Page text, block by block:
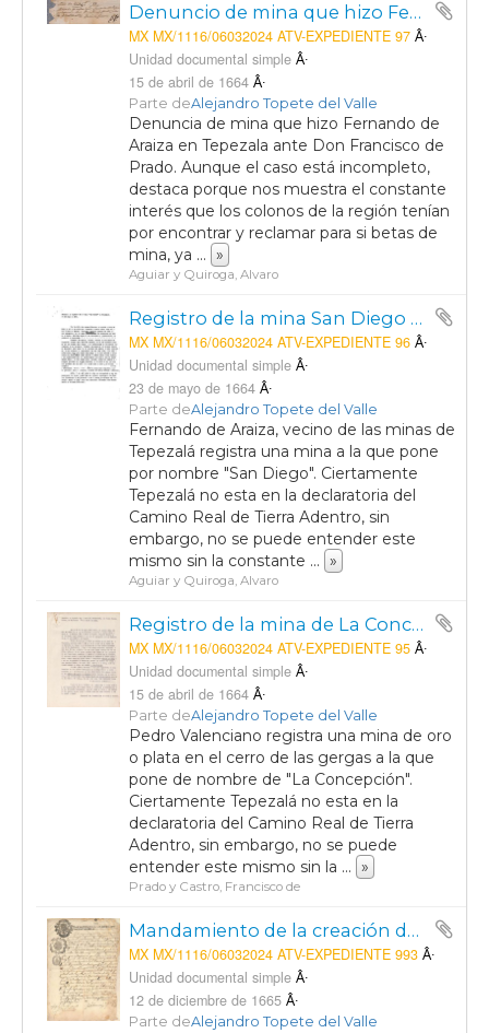
Denuncio de mina que hizo Fernando Araysa de Tepesala ante Dn. Franco. de Prado y Castro Alcalde Mayor.
MX MX/1116/06032024 ATV-EXPEDIENTE 97
Unidad documental simple
15 de abril de 1664
Parte deAlejandro Topete del Valle
Denuncia de mina que hizo Fernando de
Araiza en Tepezala ante Don Francisco de
Prado. Aunque el caso está incompleto,
destaca porque nos muestra el constante
interés que los colonos de la región tenían
por encontrar y reclamar para si betas de
mina, ya ... »
Aguiar y Quiroga, Alvaro
Registro de la mina San Diego a nombre de Fernando de Araiza
MX MX/1116/06032024 ATV-EXPEDIENTE 96
Unidad documental simple
23 de mayo de 1664
Parte deAlejandro Topete del Valle
Fernando de Araiza, vecino de las minas de
Tepezalá registra una mina a la que pone
por nombre "San Diego". Ciertamente
Tepezalá no esta en la declaratoria del
Camino Real de Tierra Adentro, sin
embargo, no se puede entender este
mismo sin la constante ... »
Aguiar y Quiroga, Alvaro
Registro de la mina de La Concepción a nombre de Pedro Valenciano
MX MX/1116/06032024 ATV-EXPEDIENTE 95
Unidad documental simple
15 de abril de 1664
Parte deAlejandro Topete del Valle
Pedro Valenciano registra una mina de oro
o plata en el cerro de las gergas a la que
pone de nombre de "La Concepción".
Ciertamente Tepezalá no esta en la
declaratoria del Camino Real de Tierra
Adentro, sin embargo, no se puede
entender este mismo sin la ... »
Prado y Castro, Francisco de
Mandamiento de la creación de la Plaza Mayor
MX MX/1116/06032024 ATV-EXPEDIENTE 993
Unidad documental simple
12 de diciembre de 1665
Parte deAlejandro Topete del Valle